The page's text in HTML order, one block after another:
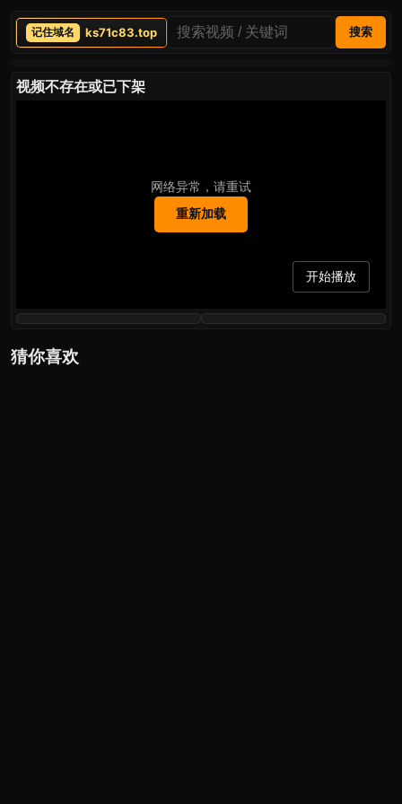
ks71c83.top 搜索
视频不存在或已下架
网络异常，请重试
重新加载
开始播放
猜你喜欢